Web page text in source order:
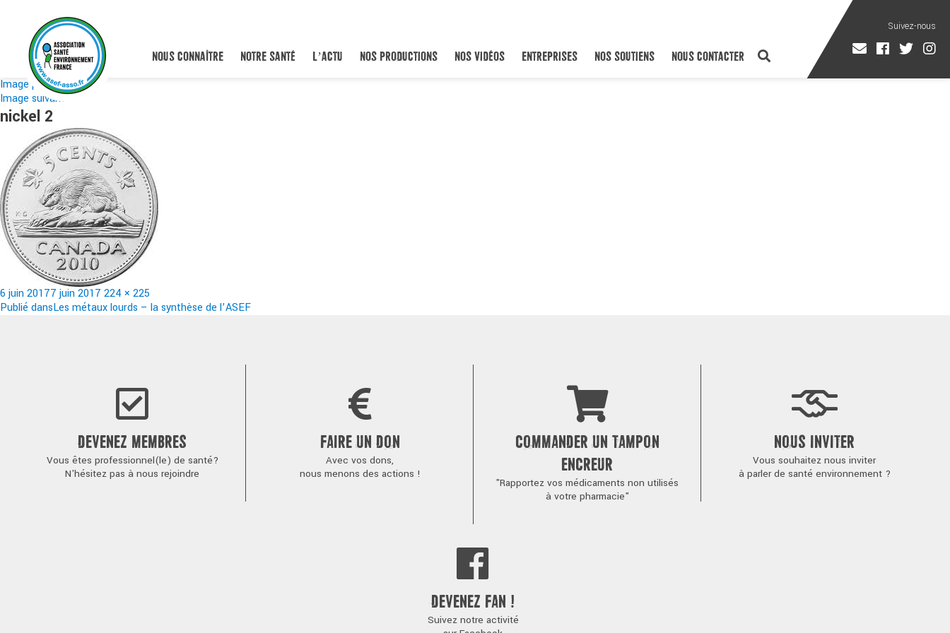
NOUS CONNAÎTRE NOTRE SANTÉ L’ACTU NOS PRODUCTIONS NOS VIDÉOS ENTREPRISES NOS SOUTIENS NOUS CONTACTER
Image précédente
Image suivante
nickel 2
Publié
le
6 juin 20177 juin 2017 Taille
réelle
224 × 225
Navigation
Publié dansLes métaux lourds – la synthèse de l’ASEF
DEVENEZ MEMBRES
Vous êtes professionnel(le) de santé?
N'hésitez pas à nous rejoindre
FAIRE UN DON
Avec vos dons,
nous menons des actions !
COMMANDER UN TAMPON
ENCREUR
"Rapportez vos médicaments non utilisés
à votre pharmacie"
NOUS INVITER
Vous souhaitez nous inviter
à parler de santé environnement ?
DEVENEZ FAN !
Suivez notre activité